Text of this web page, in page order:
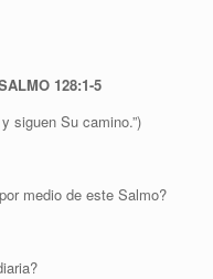
128:1-5
siguen Su camino.”)
medio de este Salmo?